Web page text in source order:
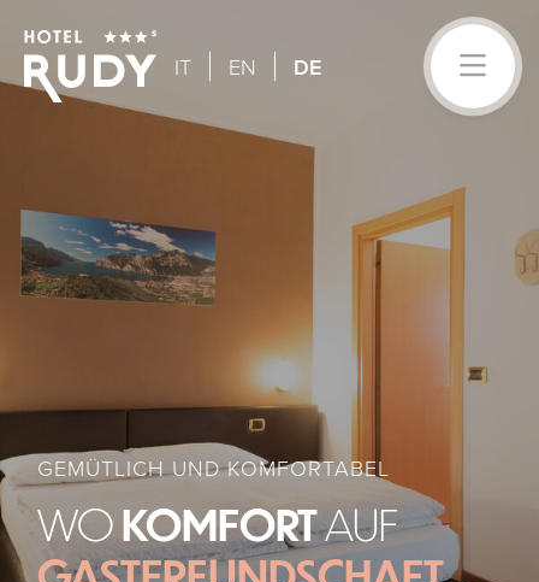
IT EN DE
GEMÜTLICH UND KOMFORTABEL
WOKOMFORTAUF